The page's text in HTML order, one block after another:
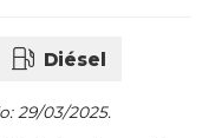
Diésel
29/03/2025.